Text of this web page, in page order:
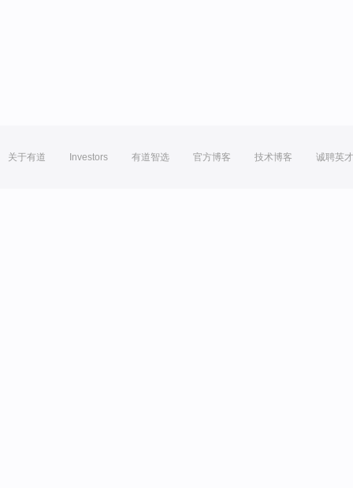
关于有道 Investors 有道智选 官方博客 技术博客 诚聘英才